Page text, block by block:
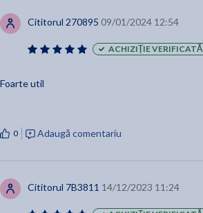
Cititorul 270895 09/01/2024 12:54
ACHIZIȚIE VERIFICATĂ
Foarte util
0 Adaugă comentariu
Cititorul 7B3811 14/12/2023 11:24